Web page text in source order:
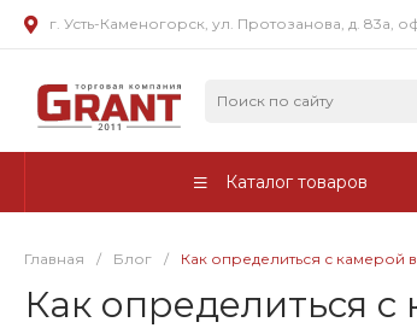
г. Усть-Каменогорск, ул. Протозанова, д. 83а,
Каталог товаров
Главная / Блог / Как определиться с камерой
Как определиться